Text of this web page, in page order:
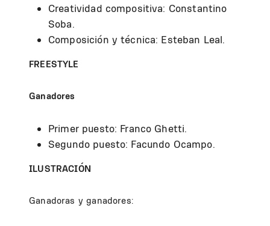
Creatividad compositiva: Constantino
Soba.
Composición y técnica: Esteban Leal.
FREESTYLE
Ganadores
Primer puesto: Franco Ghetti.
Segundo puesto: Facundo Ocampo.
ILUSTRACIÓN
Ganadoras y ganadores: